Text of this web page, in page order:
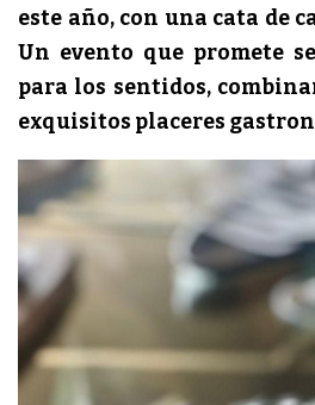
este año, con una cata de
Un evento que promete
para los sentidos,
exquisitos placeres